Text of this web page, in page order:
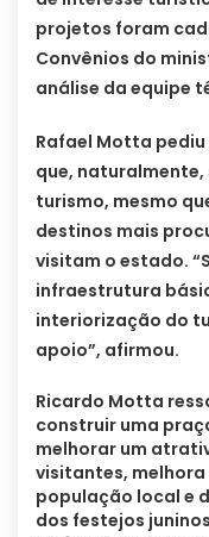
projetos foram
Convênios do
análise da equipe
Rafael Motta
que,
turismo, mesmo
destinos mais
visitam o estado.
infraestrutura
interiorização do
apoio”, afirmou.
Ricardo Motta
construir uma
melhorar um
visitantes,
população local e
dos festejos